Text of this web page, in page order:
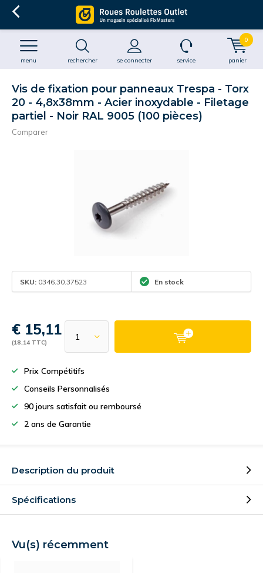
rechercher se connecter
menu service panier
0
Vis de fixation pour panneaux Trespa - Torx
20 - 4,8x38mm - Acier inoxydable - Filetage
partiel - Noir RAL 9005 (100 pièces)
Comparer
SKU: 0346.30.37523 En stock
€ 15,11
(18,14 TTC)
Prix Compétitifs
Conseils Personnalisés
90 jours satisfait ou remboursé
2 ans de Garantie
Description du produit
Spécifications
Vu(s) récemment